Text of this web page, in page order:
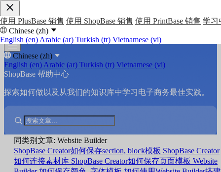
使用 PlusBase 销售 使用 ShopBase 销售 使用 PrintBase 销售 学习
Chinese (zh)
English (en) Arabic (ar) Turkish (tr) Vietnamese (vi)
Chinese (zh)
English (en) Arabic (ar) Turkish (tr) Vietnamese (vi)
ShopBase 帮助中心
探索如何做以及从我们的知识库中学习电子商务最佳实践。
同类别文章: Website Builder
ShopBase Creator如何保存section, block模板 ShopBase Creator
如何连接素材库 ShopBase Creator如何保存页面模板 Website